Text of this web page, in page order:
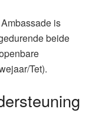
is
beide
Tet).